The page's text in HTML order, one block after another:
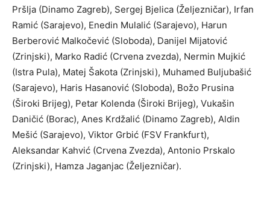
Pršlja (Dinamo Zagreb), Sergej Bjelica (Željezničar), Irfan
Ramić (Sarajevo), Enedin Mulalić (Sarajevo), Harun
Berberović Malkočević (Sloboda), Danijel Mijatović
(Zrinjski), Marko Radić (Crvena zvezda), Nermin Mujkić
(Istra Pula), Matej Šakota (Zrinjski), Muhamed Buljubašić
(Sarajevo), Haris Hasanović (Sloboda), Božo Prusina
(Široki Brijeg), Petar Kolenda (Široki Brijeg), Vukašin
Daničić (Borac), Anes Krdžalić (Dinamo Zagreb), Aldin
Mešić (Sarajevo), Viktor Grbić (FSV Frankfurt),
Aleksandar Kahvić (Crvena Zvezda), Antonio Prskalo
(Zrinjski), Hamza Jaganjac (Željezničar).